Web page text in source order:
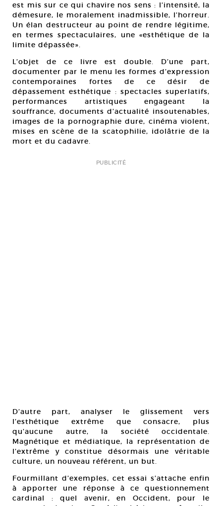
est mis sur ce qui chavire nos sens : l’intensité, la
démesure, le moralement inadmissible, l’horreur.
Un élan destructeur au point de rendre légitime,
en termes spectaculaires, une «esthétique de la
limite dépassée».
L’objet de ce livre est double. D’une part,
documenter par le menu les formes d’expression
contemporaines fortes de ce désir de
dépassement esthétique : spectacles superlatifs,
performances artistiques engageant la
souffrance, documents d’actualité insoutenables,
images de la pornographie dure, cinéma violent,
mises en scène de la scatophilie, idolâtrie de la
mort et du cadavre.
PUBLICITÉ
D’autre part, analyser le glissement vers
l’esthétique extrême que consacre, plus
qu’aucune autre, la société occidentale.
Magnétique et médiatique, la représentation de
l’extrême y constitue désormais une véritable
culture, un nouveau référent, un but.
Fourmillant d’exemples, cet essai s’attache enfin
à apporter une réponse à ce questionnement
cardinal : quel avenir, en Occident, pour le